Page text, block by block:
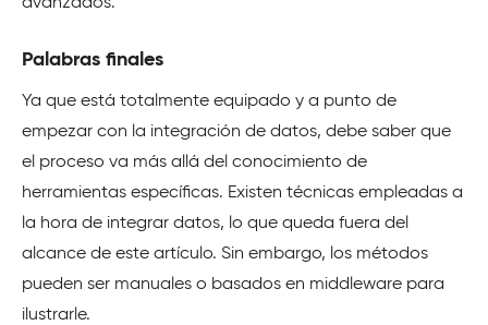
Palabras finales
Ya que está totalmente equipado y a punto de
empezar con la integración de datos, debe saber que
el proceso va más allá del conocimiento de
herramientas específicas. Existen técnicas empleadas a
la hora de integrar datos, lo que queda fuera del
alcance de este artículo. Sin embargo, los métodos
pueden ser manuales o basados en middleware para
ilustrarle.